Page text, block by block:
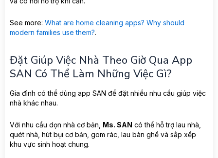
See more: What are home cleaning apps? Why should
modern families use them?.
Đặt Giúp Việc Nhà Theo Giờ Qua App
SAN Có Thể Làm Những Việc Gì?
Gia đình có thể dùng app SAN để đặt nhiều nhu cầu giúp việc
nhà khác nhau.
Với nhu cầu dọn nhà cơ bản, Ms. SAN có thể hỗ trợ lau nhà,
quét nhà, hút bụi cơ bản, gom rác, lau bàn ghế và sắp xếp
khu vực sinh hoạt chung.